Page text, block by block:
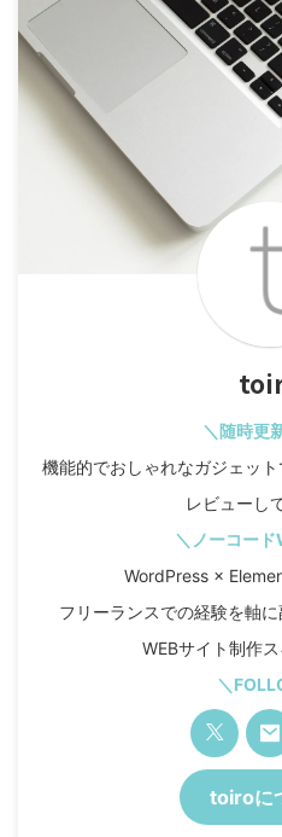
＼随時更
機能的でおしゃれなガジェッ
レビューし
＼ノーコード
WordPress ×
フリーランスでの経験を軸
WEBサイト制作
＼
toiroに